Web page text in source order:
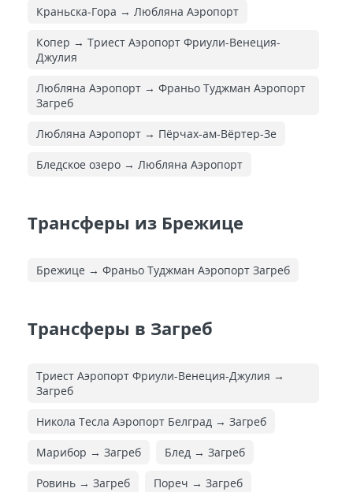
Краньска-Гора → Любляна Аэропорт
Копер → Триест Аэропорт Фриули-Венеция-
Джулия
Любляна Аэропорт → Франьо Туджман Аэропорт
Загреб
Любляна Аэропорт → Пёрчах-ам-Вёртер-Зе
Бледское озеро → Любляна Аэропорт
Трансферы из Брежице
Брежице → Франьо Туджман Аэропорт Загреб
Трансферы в Загреб
Триест Аэропорт Фриули-Венеция-Джулия →
Загреб
Никола Тесла Аэропорт Белград → Загреб
Марибор → Загреб Блед → Загреб
Ровинь → Загреб Пореч → Загреб